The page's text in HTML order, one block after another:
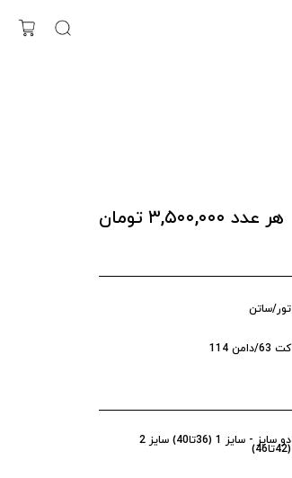
هر عدد ۳,۵۰۰,۰۰۰ تومان
تور/ساتن
کت 63/دامن 114
دو سایز - سایز 1 (36تا40) سایز 2
(42تا46)